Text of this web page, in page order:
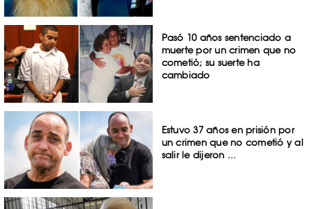
Pasó 10 años sentenciado a
muerte por un crimen que no
cometió; su suerte ha
cambiado
Estuvo 37 años en prisión por
un crimen que no cometió y al
salir le dijeron ...